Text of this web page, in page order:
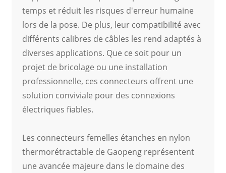
temps et réduit les risques d'erreur humaine
lors de la pose. De plus, leur compatibilité avec
différents calibres de câbles les rend adaptés à
diverses applications. Que ce soit pour un
projet de bricolage ou une installation
professionnelle, ces connecteurs offrent une
solution conviviale pour des connexions
électriques fiables.
Les connecteurs femelles étanches en nylon
thermorétractable de Gaopeng représentent
une avancée majeure dans le domaine des